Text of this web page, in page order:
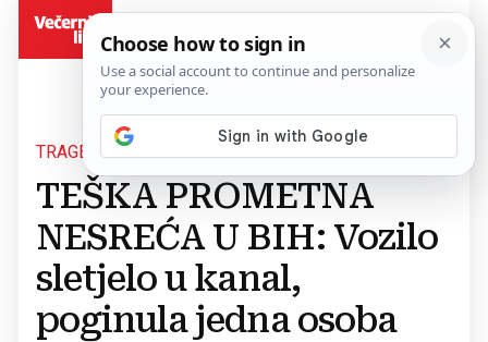
TRAGEDIJA
TEŠKA PROMETNA
NESREĆA U BIH: Vozilo
sletjelo u kanal,
poginula jedna osoba